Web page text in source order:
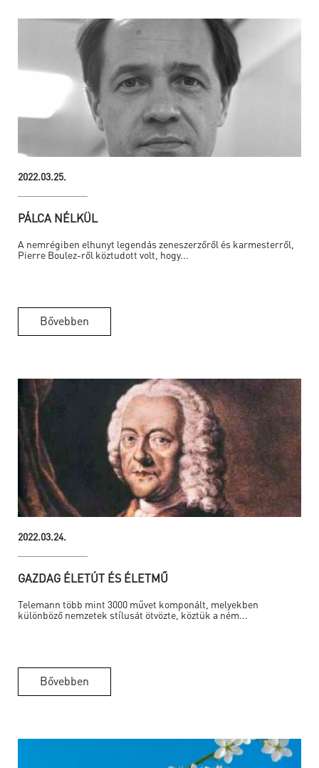
2022.03.25.
PÁLCA NÉLKÜL
A nemrégiben elhunyt legendás zeneszerzőről és karmesterről,
Pierre Boulez-ről köztudott volt, hogy...
Bővebben
2022.03.24.
GAZDAG ÉLETÚT ÉS ÉLETMŰ
Telemann több mint 3000 művet komponált, melyekben
különböző nemzetek stílusát ötvözte, köztük a ném...
Bővebben